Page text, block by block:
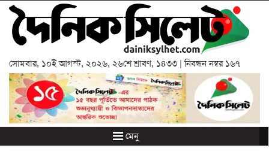
সোমবার, ১০ই আগস্ট, ২০২৬, ২৬শে শ্রাবণ, ১৪৩৩ | নিবন্ধন নম্বর ১৬৭
মেনু